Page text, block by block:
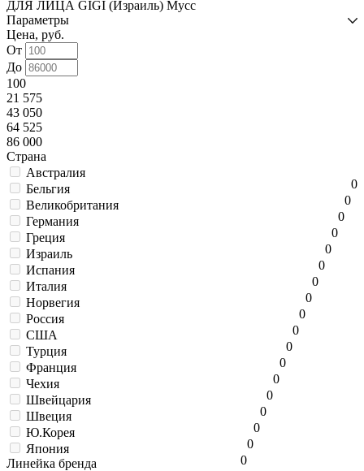
ДЛЯ ЛИЦА GIGI (Израиль) Мусс
Параметры
Цена, руб.
От
До
100
21 575
43 050
64 525
86 000
Страна
Австралия
0
Бельгия
0
Великобритания
0
Германия
0
Греция
0
Израиль
0
Испания
0
Италия
0
Норвегия
0
Россия
0
США
0
Турция
0
Франция
0
Чехия
0
Швейцария
0
Швеция
0
Ю.Корея
0
Япония
0
Линейка бренда